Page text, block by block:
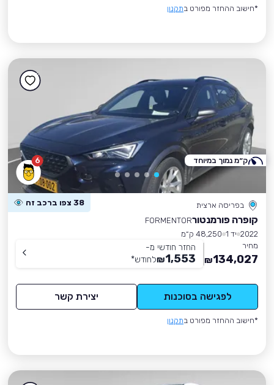
*חישוב ההחזר מפורט בתקנון
6
בפריסה ארצית 38 צפו ברכב זה
קופרה פורמנטורFORMENTOR
2022 יד 1
48,250 ק״מ
מחיר
134,027
₪
החזר חודשי מ-
1,553
₪לחודש*
לפגישה בסוכנות יצירת קשר
*חישוב ההחזר מפורט בתקנון
ק״מ נמוך במיוחד